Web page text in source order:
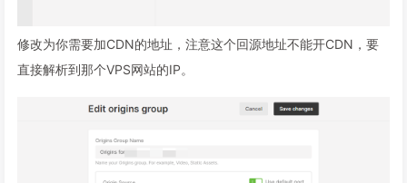
修改为你需要加CDN的地址，注意这个回源地址不能开CDN，要
直接解析到那个VPS网站的IP。